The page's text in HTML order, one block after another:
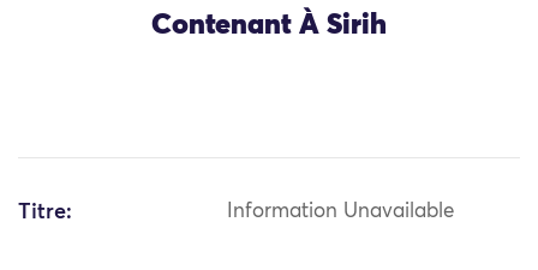
Contenant À Sirih
Titre: Information Unavailable